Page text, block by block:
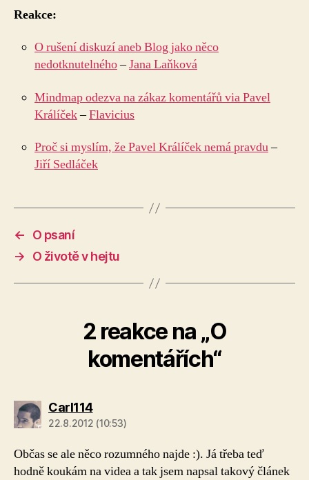
Reakce:
O rušení diskuzí aneb Blog jako něco
nedotknutelného–Jana Laňková
Mindmap odezva na zákaz komentářů via Pavel
Králíček–Flavicius
Proč si myslím, že Pavel Králíček nemá pravdu–
Jiří Sedláček
←
O psaní
→
O životě v hejtu
2 reakce na „O
komentářích“
Carl114
22.8.2012 (10:53)
Občas se ale něco rozumného najde :). Já třeba teď
hodně koukám na videa a tak jsem napsal takový článek